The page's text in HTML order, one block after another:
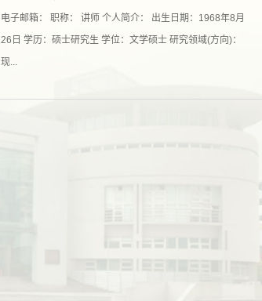
电子邮箱： 职称： 讲师 个人简介： 出生日期：1968年8月
26日 学历：硕士研究生 学位：文学硕士 研究领域(方向)：
现...